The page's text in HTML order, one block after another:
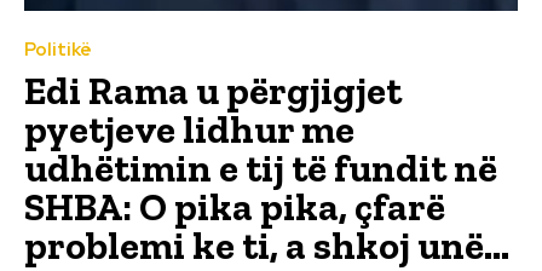
Politikë
Edi Rama u përgjigjet
pyetjeve lidhur me
udhëtimin e tij të fundit në
SHBA: O pika pika, çfarë
problemi ke ti, a shkoj unë...